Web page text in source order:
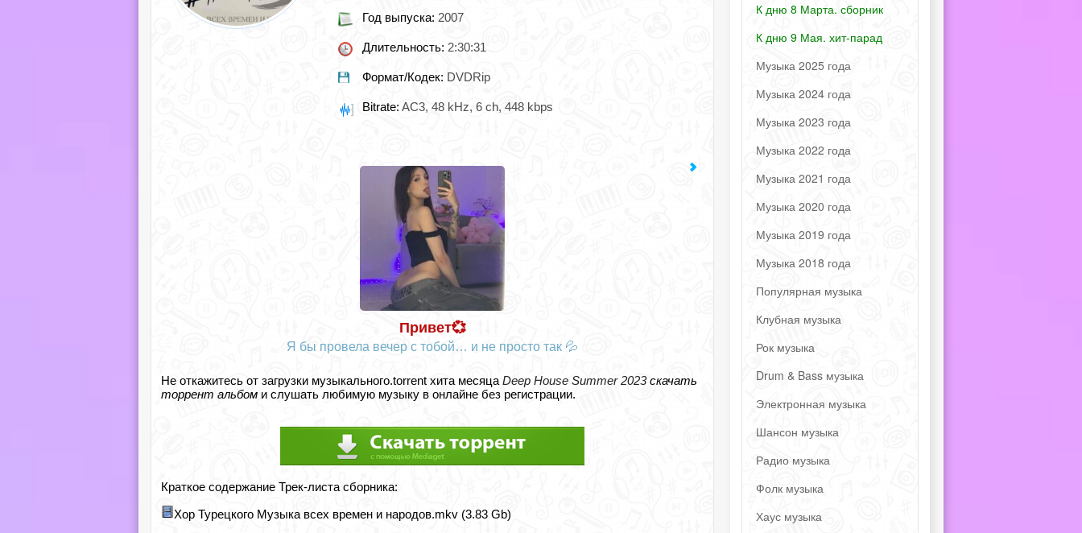
Год выпуска: 2007
Длительность: 2:30:31
Формат/Кодек: DVDRip
Bitrate: AC3, 48 kHz, 6 ch, 448 kbps
Привет💞
Я бы провела вечер с тобой… и не просто так 💦
Не откажитесь от загрузки музыкального.torrent хита месяца Deep House Summer 2023скачать
торрент альбом и слушать любимую музыку в онлайне без регистрации.
Краткое содержание Трек-листа сборника:
Хор Турецкого Музыка всех времен и народов.mkv (3.83 Gb)
К дню 8 Марта. сборник
К дню 9 Мая. хит-парад
Музыка 2025 года
Музыка 2024 года
Музыка 2023 года
Музыка 2022 года
Музыка 2021 года
Музыка 2020 года
Музыка 2019 года
Музыка 2018 года
Популярная музыка
Клубная музыка
Рок музыка
Drum & Bass музыка
Электронная музыка
Шансон музыка
Радио музыка
Фолк музыка
Хаус музыка